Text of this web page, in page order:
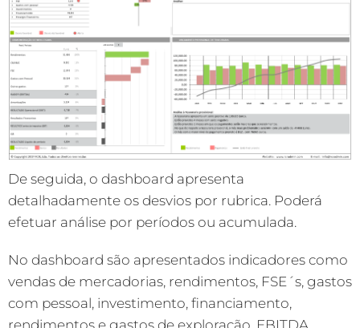
De seguida, o dashboard apresenta
detalhadamente os desvios por rubrica. Poderá
efetuar análise por períodos ou acumulada.
No dashboard são apresentados indicadores como
vendas de mercadorias, rendimentos, FSE´s, gastos
com pessoal, investimento, financiamento,